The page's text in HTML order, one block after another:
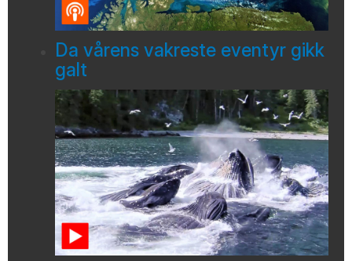
Da vårens vakreste eventyr gikk
galt